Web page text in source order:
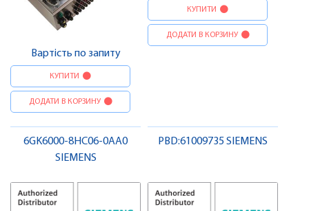
Вартість по запиту
КУПИТИ
ДОДАТИ В КОРЗИНУ
КУПИТИ
ДОДАТИ В КОРЗИНУ
6GK6000-8HC06-0AA0
SIEMENS
PBD:61009735 SIEMENS